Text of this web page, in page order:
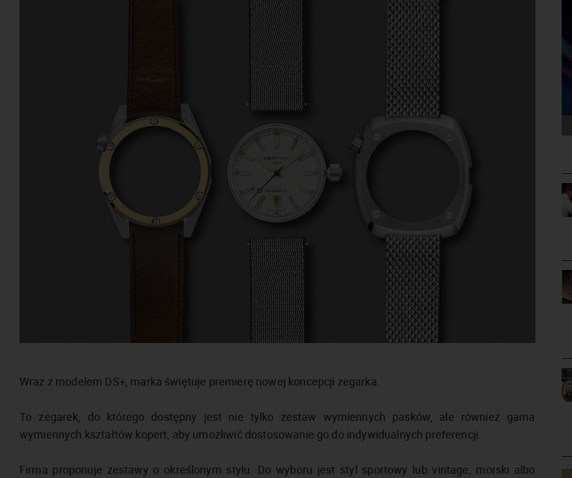
Wraz z modelem DS+, marka świętuje premierę nowej koncepcji zegarka.
To zegarek, do którego dostępny jest nie tylko zestaw wymiennych pasków, ale również gama
wymiennych kształtów kopert, aby umożliwić dostosowanie go do indywidualnych preferencji.
Firma proponuje zestawy o określonym stylu. Do wyboru jest styl sportowy lub vintage, morski albo